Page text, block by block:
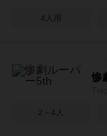
4人用
惨
2～4人